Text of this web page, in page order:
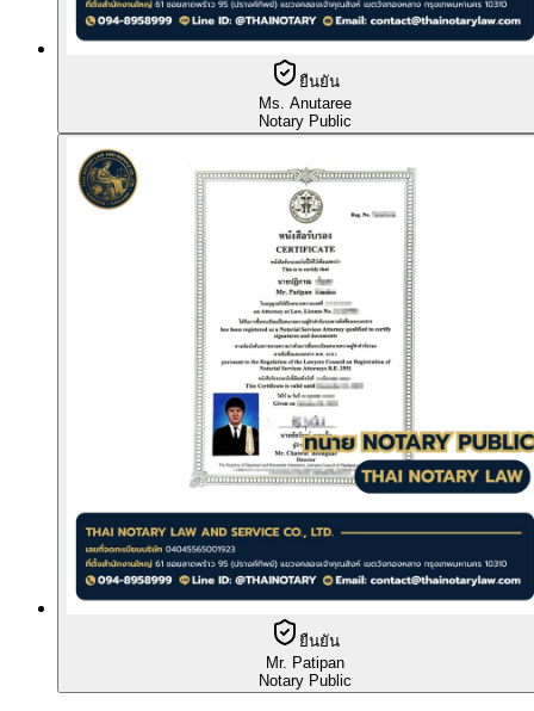
ยืนยัน
Ms. Anutaree
Notary Public
ยืนยัน
Mr. Patipan
Notary Public